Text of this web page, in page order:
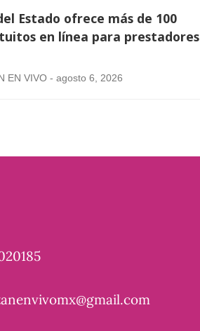
Estado ofrece más de 100
en línea para prestadores
EN VIVO - agosto 6, 2026